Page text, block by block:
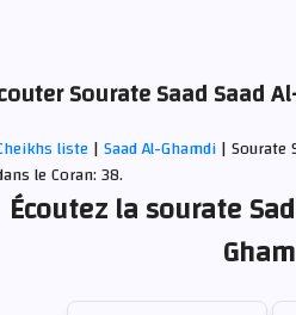
Sourate Saad Saad
liste |Saad Al-Ghamdi| Sourate
le Coran: 38.
Écoutez la sourate